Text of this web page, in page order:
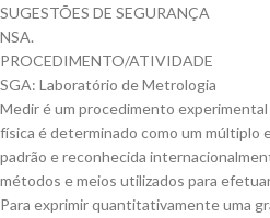
SUGESTÕES DE SEGURANÇA
NSA.
PROCEDIMENTO/ATIVIDADE
SGA: Laboratório de Metrologia
Medir é um procedimento
física é determinado como um múltiplo
padrão e reconhecida
métodos e meios utilizados para
Para exprimir quantitativamente uma